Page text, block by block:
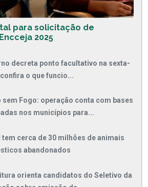
para solicitação de
2025
decreta ponto facultativo na sexta-
o que funcio...
sem Fogo: operação conta com bases
nos municípios para...
tem cerca de 30 milhões de animais
abandonados
orienta candidatos do Seletivo da